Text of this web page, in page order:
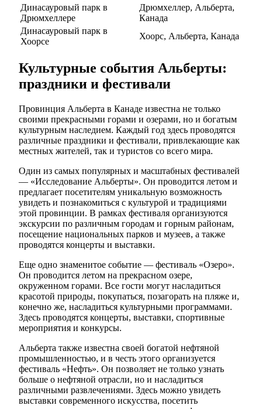
Динасауровый парк в
Дрюмхеллере
Дрюмхеллер, Альберта,
Канада
Динасауровый парк в
Хоорсе
Хоорс, Альберта, Канада
Культурные события Альберты:
праздники и фестивали
Провинция Альберта в Канаде известна не только
своими прекрасными горами и озерами, но и богатым
культурным наследием. Каждый год здесь проводятся
различные праздники и фестивали, привлекающие как
местных жителей, так и туристов со всего мира.
Один из самых популярных и масштабных фестивалей
— «Исследование Альберты». Он проводится летом и
предлагает посетителям уникальную возможность
увидеть и познакомиться с культурой и традициями
этой провинции. В рамках фестиваля организуются
экскурсии по различным городам и горным районам,
посещение национальных парков и музеев, а также
проводятся концерты и выставки.
Еще одно знаменитое событие — фестиваль «Озеро».
Он проводится летом на прекрасном озере,
окруженном горами. Все гости могут насладиться
красотой природы, покупаться, позагорать на пляже и,
конечно же, насладиться культурными программами.
Здесь проводятся концерты, выставки, спортивные
мероприятия и конкурсы.
Альберта также известна своей богатой нефтяной
промышленностью, и в честь этого организуется
фестиваль «Нефть». Он позволяет не только узнать
больше о нефтяной отрасли, но и насладиться
различными развлечениями. Здесь можно увидеть
выставки современного искусства, посетить